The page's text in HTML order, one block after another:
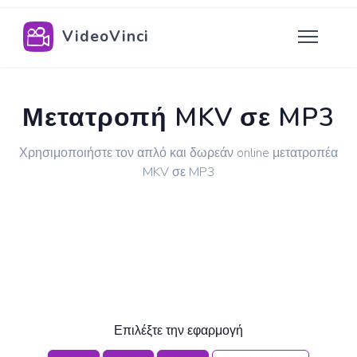
VideoVinci
Μετατροπή MKV σε MP3
Χρησιμοποιήστε τον απλό και δωρεάν online μετατροπέα
MKV σε MP3
Επιλέξτε την εφαρμογή